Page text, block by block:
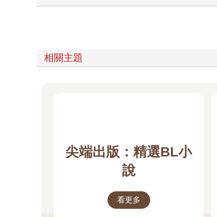
相關主題
尖端出版：精選BL小
說
看更多